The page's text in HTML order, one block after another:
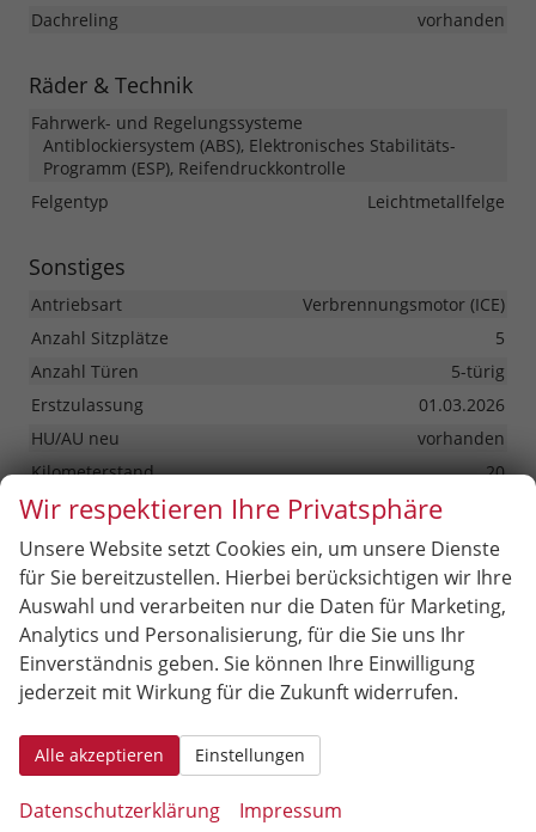
Dachreling
vorhanden
Räder & Technik
Fahrwerk- und Regelungssysteme
Antiblockiersystem (ABS), Elektronisches Stabilitäts-
Programm (ESP), Reifendruckkontrolle
Felgentyp
Leichtmetallfelge
Sonstiges
Antriebsart
Verbrennungsmotor (ICE)
Anzahl Sitzplätze
5
Anzahl Türen
5-türig
Erstzulassung
01.03.2026
HU/AU neu
vorhanden
Kilometerstand
20
Lackierung
Metallic
Leergewicht
1644 kg
Nichtraucher-Fahrzeug
vorhanden
Polsterung
Stoff
Tageszulassung
vorhanden
Zustand
unfallfrei
Zustand, Beschaffenheit
Scheckheftgepflegt
Zustand, Fahrfähigkeit
Gesamtpreis
Wir respektieren Ihre Privatsphäre
Unsere Website setzt Cookies ein, um unsere Dienste
für Sie bereitzustellen. Hierbei berücksichtigen wir Ihre
Auswahl und verarbeiten nur die Daten für Marketing,
Analytics und Personalisierung, für die Sie uns Ihr
Einverständnis geben. Sie können Ihre Einwilligung
jederzeit mit Wirkung für die Zukunft widerrufen.
Alle akzeptieren Einstellungen
Datenschutzerklärung Impressum